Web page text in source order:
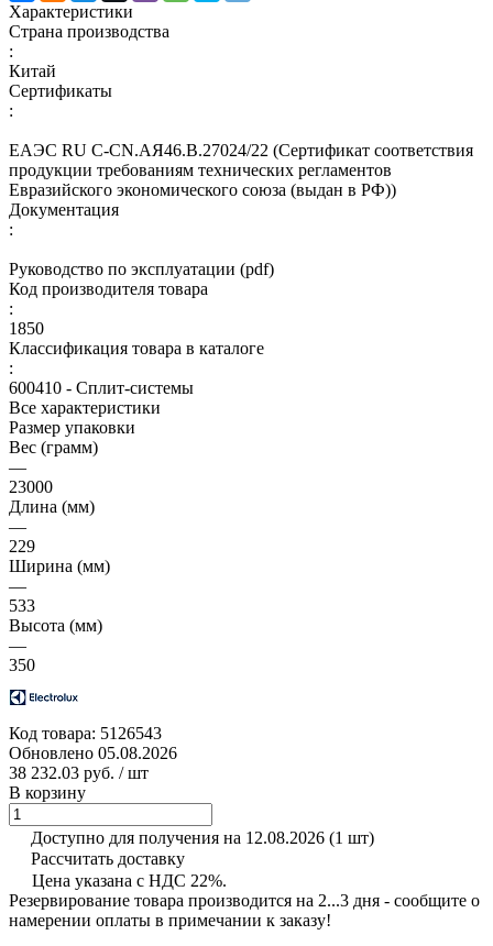
Характеристики
Страна производства
:
Китай
Сертификаты
:
ЕАЭС RU С-CN.АЯ46.В.27024/22 (Сертификат соответствия
продукции требованиям технических регламентов
Евразийского экономического союза (выдан в РФ))
Документация
:
Руководство по эксплуатации (pdf)
Код производителя товара
:
1850
Классификация товара в каталоге
:
600410 - Сплит-системы
Все характеристики
Размер упаковки
Вес (грамм)
—
23000
Длина (мм)
—
229
Ширина (мм)
—
533
Высота (мм)
—
350
Код товара: 5126543
Обновлено 05.08.2026
38 232.03 руб. / шт
В корзину
Доступно для получения на 12.08.2026 (1 шт)
Рассчитать доставку
Цена указана с НДС 22%.
Резервирование товара производится на 2...3 дня - сообщите о
намерении оплаты в примечании к заказу!